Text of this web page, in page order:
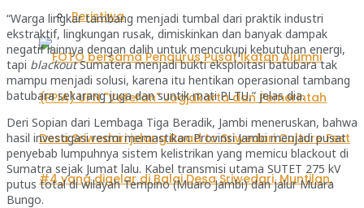
Peristiwa
“Warga lingkar tambang menjadi tumbal dari praktik industri
ekstraktif, lingkungan rusak, dimiskinkan dan banyak dampak
negatif lainnya dengan dalih untuk mencukupi kebutuhan energi,
tapi blackoutSumatera menjadi bukti eksploitasi batubara tak
mampu menjadi solusi, karena itu hentikan operasional tambang
batubara sekarang juga dan suntik mati PLTU,” jelas dia.
Deri Sopian dari Lembaga Tiga Beradik, Jambi meneruskan, bahwa
hasil investigasi resmi memastikan Provinsi Jambi menjadi pusat
penyebab lumpuhnya sistem kelistrikan yang memicu blackout di
Sumatra sejak Jumat lalu. Kabel transmisi utama SUTET 275 kV
putus total di wilayah Tempino (Muaro Jambi) dan jalur Muara
Bungo.